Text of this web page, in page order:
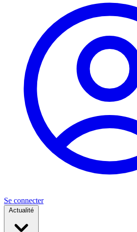
Se connecter
Actualité